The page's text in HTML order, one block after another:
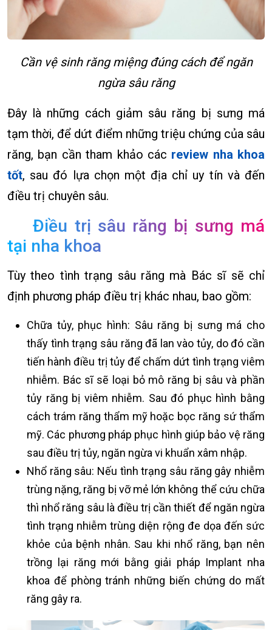
Cần vệ sinh răng miệng đúng cách để ngăn
ngừa sâu răng
Đây là những cách giảm sâu răng bị sưng má
tạm thời, để dứt điểm những triệu chứng của sâu
răng, bạn cần tham khảo các review nha khoa
tốt, sau đó lựa chọn một địa chỉ uy tín và đến
điều trị chuyên sâu.
Điều trị sâu răng bị sưng má
tại nha khoa
Tùy theo tình trạng sâu răng mà Bác sĩ sẽ chỉ
định phương pháp điều trị khác nhau, bao gồm:
Chữa tủy, phục hình: Sâu răng bị sưng má cho
thấy tình trạng sâu răng đã lan vào tủy, do đó cần
tiến hành điều trị tủy để chấm dứt tình trạng viêm
nhiễm. Bác sĩ sẽ loại bỏ mô răng bị sâu và phần
tủy răng bị viêm nhiễm. Sau đó phục hình bằng
cách trám răng thẩm mỹ hoặc bọc răng sứ thẩm
mỹ. Các phương pháp phục hình giúp bảo vệ răng
sau điều trị tủy, ngăn ngừa vi khuẩn xâm nhập.
Nhổ răng sâu: Nếu tình trạng sâu răng gây nhiễm
trùng nặng, răng bị vỡ mẻ lớn không thể cứu chữa
thì nhổ răng sâu là điều trị cần thiết để ngăn ngừa
tình trạng nhiễm trùng diện rộng đe dọa đến sức
khỏe của bệnh nhân. Sau khi nhổ răng, bạn nên
trồng lại răng mới bằng giải pháp Implant nha
khoa để phòng tránh những biến chứng do mất
răng gây ra.